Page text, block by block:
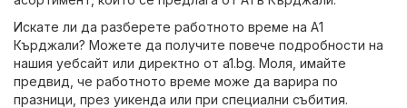
Искате ли да разберете работното време на A1
Кърджали? Можете да получите повече подробности на
нашия уебсайт или директно от a1.bg. Моля, имайте
предвид, че работното време може да варира по
празници, през уикенда или при специални събития.